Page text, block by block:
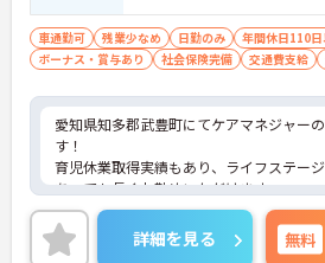
車通勤可 残業少なめ 日勤のみ 年間休日110
ボーナス・賞与あり
社会保険完備 交通費支給
愛知県知多郡武豊町にてケアマネジャー
す！
育児休業取得実績もあり、ライフステー
あっても長くお勤めいただけます。
ご興味ある方には、面接対策ポイントな
詳細をお話しいたしますのでお気軽にご相
い！
詳細を見る 無料